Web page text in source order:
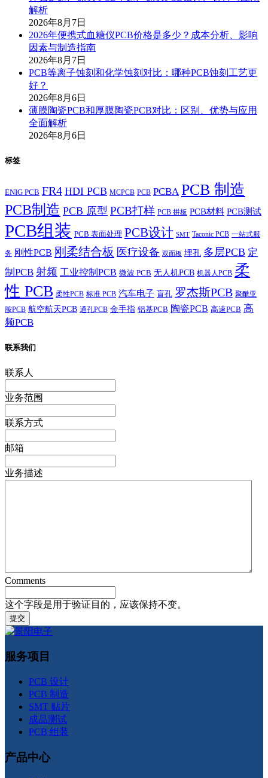
解析
2026年8月7日
2026年便携式血糖仪PCB价格是多少？成本分析、影响
因素与制造指南
2026年8月7日
PCB等离子蚀刻和化学蚀刻对比：哪种PCB蚀刻工艺更
好？
2026年8月6日
薄膜陶瓷PCB和厚膜陶瓷PCB对比：区别、优势与应用
全面解析
2026年8月6日
标签
ENIG PCB FR4 HDI PCB MCPCB PCB PCBA PCB 制造
PCB制造 PCB 原型 PCB打样 PCB 拼板 PCB材料 PCB测试
PCB组装 PCB 表面处理 PCB设计 SMT Taconic PCB 一站式服
务 刚性PCB 刚柔结合板 医疗设备 双面板 埋孔 多层PCB 定
制PCB 射频 工业控制PCB 微波 PCB 无人机PCB 机器人PCB 柔
性 PCB 柔性PCB 标准 PCB 汽车电子 盲孔 罗杰斯PCB 聚酰亚
胺PCB 航空航天PCB 通孔PCB 金手指 铝基PCB 陶瓷PCB 高速PCB 高
频PCB
联系我们
联系人
业务范围
联系方式
邮箱
业务描述
Comments
这个字段是用于验证目的，应该保持不变。
服务项目
PCB 设计
PCB 制造
SMT 贴片
成品测试
PCB 组装
产品中心